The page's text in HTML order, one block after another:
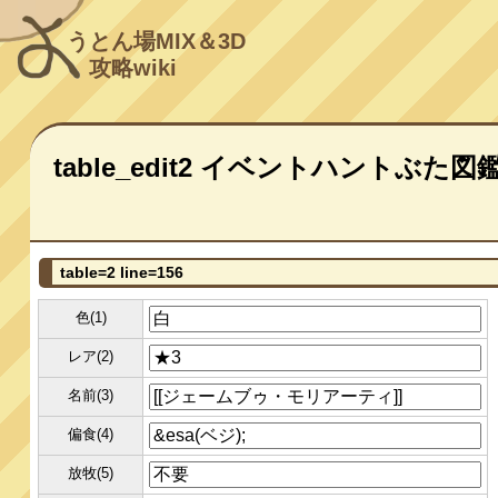
うとん場MIX＆3D
攻略wiki
table_edit2 イベントハントぶた図
table=2 line=156
色(1)
レア(2)
名前(3)
偏食(4)
放牧(5)